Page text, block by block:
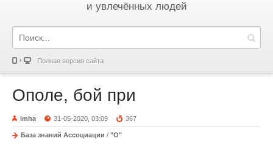
и увлечённых людей
Полная версия сайта
Ополе, бой при
imha 31-05-2020, 03:09 367
База знаний Ассоциации / "О"